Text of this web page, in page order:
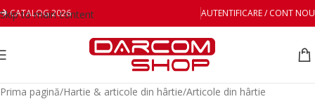
Skip to main content
CATALOG 2026 AUTENTIFICARE / CONT NOU
Prima pagină/Hartie & articole din hârtie/Articole din hârtie